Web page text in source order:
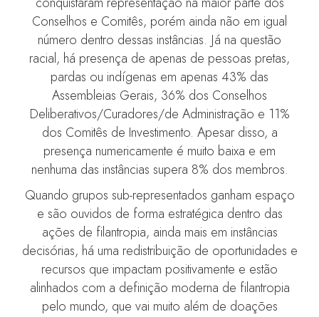
Conselhos e Comitês, porém ainda não em igual
número dentro dessas instâncias. Já na questão
racial, há presença de apenas de pessoas pretas,
pardas ou indígenas em apenas 43% das
Assembleias Gerais, 36% dos Conselhos
Deliberativos/Curadores/de Administração e 11%
dos Comitês de Investimento. Apesar disso, a
presença numericamente é muito baixa e em
nenhuma das instâncias supera 8% dos membros.
Quando grupos sub-representados ganham espaço
e são ouvidos de forma estratégica dentro das
ações de filantropia, ainda mais em instâncias
decisórias, há uma redistribuição de oportunidades e
recursos que impactam positivamente e estão
alinhados com a definição moderna de filantropia
pelo mundo, que vai muito além de doações